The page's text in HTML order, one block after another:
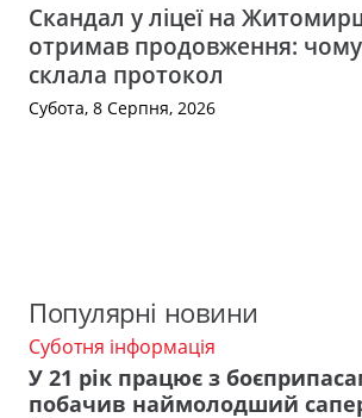
Скандал у ліцеї на
отримав продовження: чому
склала протокол
Субота, 8 Серпня, 2026
Популярні новини
Суботня інформація
У 21 рік працює з
побачив наймолодший